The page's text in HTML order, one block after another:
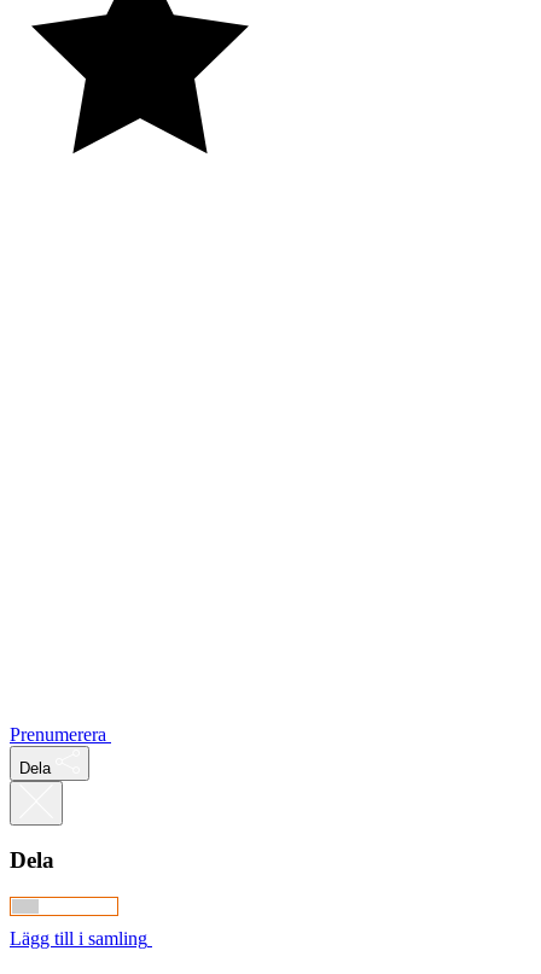
Prenumerera
Dela
Dela
Lägg till i samling